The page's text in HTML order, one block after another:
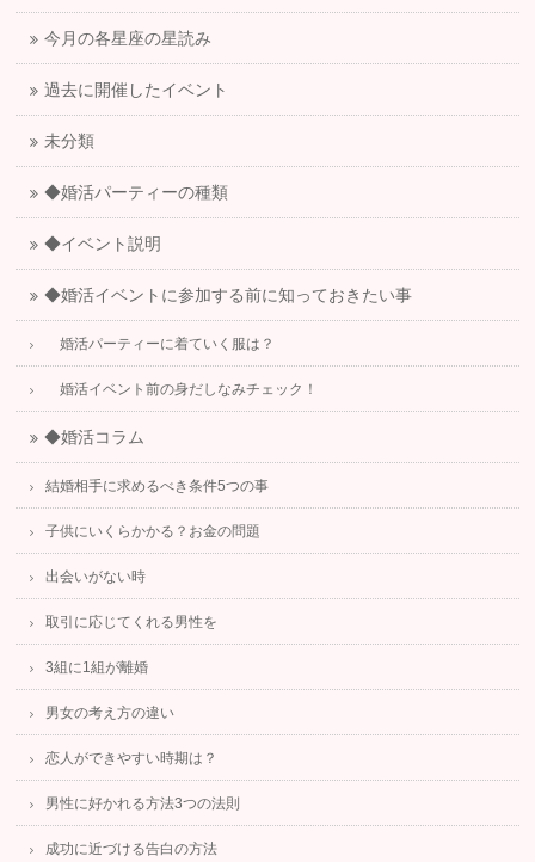
今月の各星座の星読み
過去に開催したイベント
未分類
◆婚活パーティーの種類
◆イベント説明
◆婚活イベントに参加する前に知っておきたい事
婚活パーティーに着ていく服は？
婚活イベント前の身だしなみチェック！
◆婚活コラム
結婚相手に求めるべき条件5つの事
子供にいくらかかる？お金の問題
出会いがない時
取引に応じてくれる男性を
3組に1組が離婚
男女の考え方の違い
恋人ができやすい時期は？
男性に好かれる方法3つの法則
成功に近づける告白の方法